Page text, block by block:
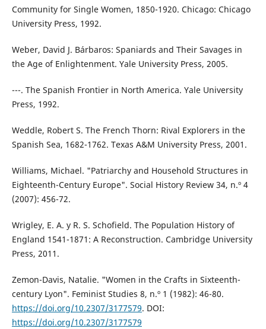
Community for Single Women, 1850-1920. Chicago: Chicago
University Press, 1992.
Weber, David J. Bárbaros: Spaniards and Their Savages in
the Age of Enlightenment. Yale University Press, 2005.
---. The Spanish Frontier in North America. Yale University
Press, 1992.
Weddle, Robert S. The French Thorn: Rival Explorers in the
Spanish Sea, 1682-1762. Texas A&M University Press, 2001.
Williams, Michael. "Patriarchy and Household Structures in
Eighteenth-Century Europe". Social History Review 34, n.º 4
(2007): 456-72.
Wrigley, E. A. y R. S. Schofield. The Population History of
England 1541-1871: A Reconstruction. Cambridge University
Press, 2011.
Zemon-Davis, Natalie. "Women in the Crafts in Sixteenth-
century Lyon". Feminist Studies 8, n.º 1 (1982): 46-80.
https://doi.org/10.2307/3177579. DOI:
https://doi.org/10.2307/3177579